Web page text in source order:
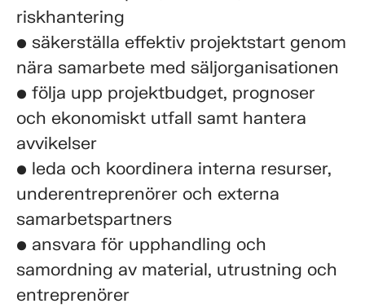
riskhantering
• säkerställa effektiv projektstart genom
nära samarbete med säljorganisationen
• följa upp projektbudget, prognoser
och ekonomiskt utfall samt hantera
avvikelser
• leda och koordinera interna resurser,
underentreprenörer och externa
samarbetspartners
• ansvara för upphandling och
samordning av material, utrustning och
entreprenörer